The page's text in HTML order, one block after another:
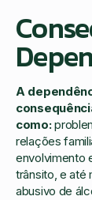
A
como:
relações
envolvimento
trânsito, e até
abusivo de